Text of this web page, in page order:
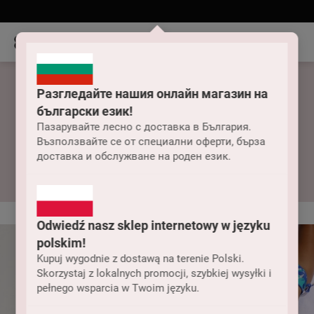
Разгледайте нашия онлайн магазин на
български език!
Пазарувайте лесно с доставка в България.
Възползвайте се от специални оферти, бърза
доставка и обслужване на роден език.
Odwiedź nasz sklep internetowy w języku
polskim!
Kupuj wygodnie z dostawą na terenie Polski.
Skorzystaj z lokalnych promocji, szybkiej wysyłki i
pełnego wsparcia w Twoim języku.
Kostiumy kąpielowe
dwuczęściowe